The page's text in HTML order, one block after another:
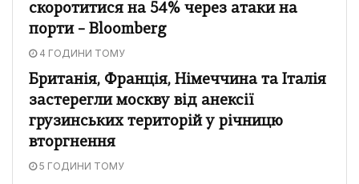
скоротитися на 54% через атаки на
порти – Bloomberg
4 ГОДИНИ ТОМУ
Британія, Франція, Німеччина та Італія
застерегли москву від анексії
грузинських територій у річницю
вторгнення
5 ГОДИНИ ТОМУ